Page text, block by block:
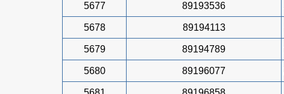
5677 89193536
5678 89194113
5679 89194789
5680 89196077